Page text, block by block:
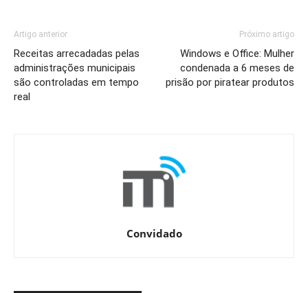
Artigo anterior
Receitas arrecadadas pelas
administrações municipais
são controladas em tempo
real
Próximo artigo
Windows e Office: Mulher
condenada a 6 meses de
prisão por piratear produtos
Convidado